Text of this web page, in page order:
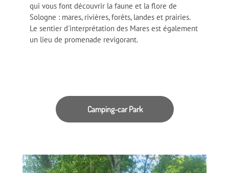
qui vous font découvrir la faune et la flore de
Sologne : mares, rivières, forêts, landes et prairies.
Le sentier d'interprétation des Mares est également
un lieu de promenade revigorant.
Camping-car Park